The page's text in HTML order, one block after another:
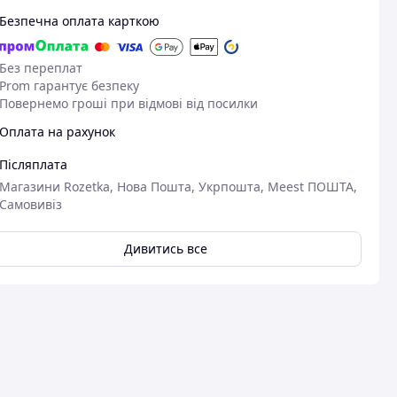
Безпечна оплата карткою
Без переплат
Prom гарантує безпеку
Повернемо гроші при відмові від посилки
Оплата на рахунок
Післяплата
Магазини Rozetka, Нова Пошта, Укрпошта, Meest ПОШТА,
Самовивіз
Дивитись все